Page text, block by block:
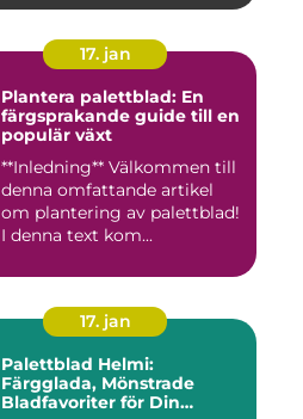
17. jan
Plantera palettblad: En
färgsprakande guide till en
populär växt
**Inledning** Välkommen till
denna omfattande artikel
om plantering av palettblad!
I denna text kom...
17. jan
Palettblad Helmi:
Färgglada, Mönstrade
Bladfavoriter för Din